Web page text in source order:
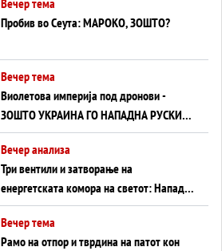
Пробив во Сеута: МАРОКО, ЗОШТО?
Вечер тема
Виолетова империја под дронови -
ЗОШТО УКРАИНА ГО НАПАДНА РУСКИОТ
WILDBERRIES
Вечер анализа
Три вентили и затворање на
енергетската комора на светот: Нападот
во Суец најавува глобален енергетски
инфаркт?
Вечер тема
Рамо на отпор и тврдина на патот кон